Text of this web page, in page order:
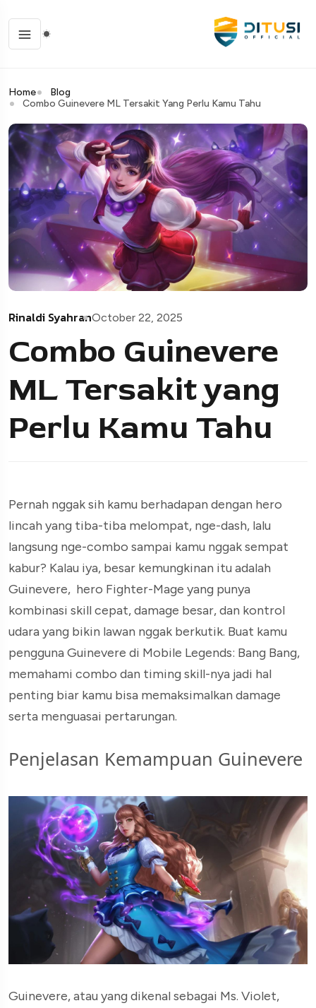
Home
Blog
Combo Guinevere ML Tersakit Yang Perlu Kamu Tahu
Rinaldi SyahranOctober 22, 2025
Combo Guinevere
ML Tersakit yang
Perlu Kamu Tahu
Pernah nggak sih kamu berhadapan dengan hero
lincah yang tiba-tiba melompat, nge-dash, lalu
langsung nge-combo sampai kamu nggak sempat
kabur? Kalau iya, besar kemungkinan itu adalah
Guinevere, hero Fighter-Mage yang punya
kombinasi skill cepat, damage besar, dan kontrol
udara yang bikin lawan nggak berkutik. Buat kamu
pengguna Guinevere di Mobile Legends: Bang Bang,
memahami combo dan timing skill-nya jadi hal
penting biar kamu bisa memaksimalkan damage
serta menguasai pertarungan.
Penjelasan Kemampuan Guinevere
Guinevere, atau yang dikenal sebagai Ms. Violet,